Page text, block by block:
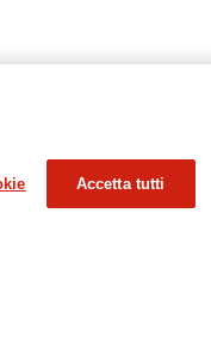
Sisal Sisal Wincity
Accetta tutti